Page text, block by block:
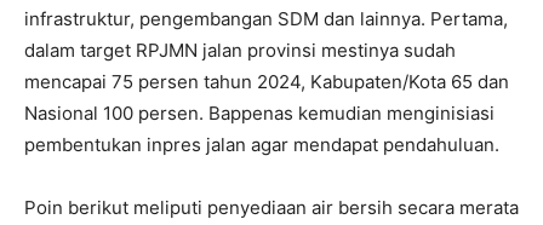
infrastruktur, pengembangan SDM dan lainnya. Pertama,
dalam target RPJMN jalan provinsi mestinya sudah
mencapai 75 persen tahun 2024, Kabupaten/Kota 65 dan
Nasional 100 persen. Bappenas kemudian menginisiasi
pembentukan inpres jalan agar mendapat pendahuluan.
Poin berikut meliputi penyediaan air bersih secara merata